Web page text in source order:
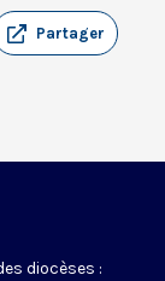
Partager
diocèses :